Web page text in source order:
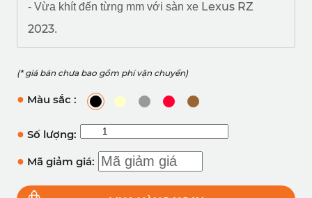
- Vừa khít đến từng mm với sàn xe Lexus RZ
2023.
(* giá bán chưa bao gồm phí vận chuyển)
● Màu sắc :
● Số lượng:
● Mã giảm giá: